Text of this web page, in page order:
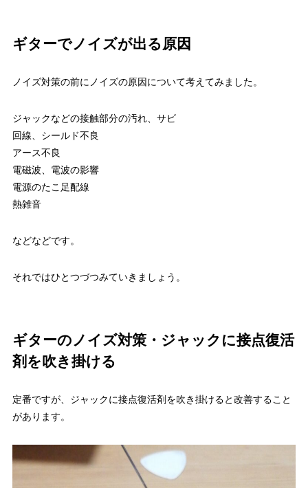
ギターでノイズが出る原因
ノイズ対策の前にノイズの原因について考えてみました。
ジャックなどの接触部分の汚れ、サビ
回線、シールド不良
アース不良
電磁波、電波の影響
電源のたこ足配線
熱雑音
などなどです。
それではひとつづつみていきましょう。
ギターのノイズ対策・ジャックに接点復活
剤を吹き掛ける
定番ですが、ジャックに接点復活剤を吹き掛けると改善すること
があります。